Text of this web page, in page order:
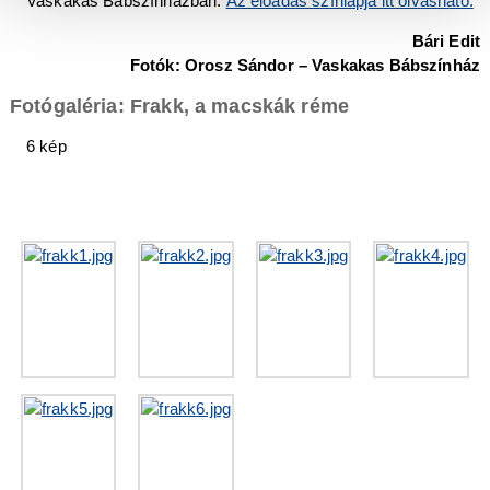
Bári Edit
Fotók: Orosz Sándor – Vaskakas Bábszínház
Fotógaléria: Frakk, a macskák réme
6 kép